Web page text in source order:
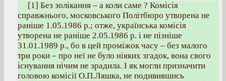
[1] Без золікання – а коли саме ? Комісія
справжнього, московського Політбюро утворена не
раніше 1.05.1986 р.; отже, українська комісія
утворена не раніше 2.05.1986 р. і не пізніше
31.01.1989 р., бо в цей проміжок часу – без малого
три роки – про неї не було ніяких згадок, вона свого
існування нічим не зрадила. І як могли призначити
головою комісії О.П.Ляшка, не подивившись